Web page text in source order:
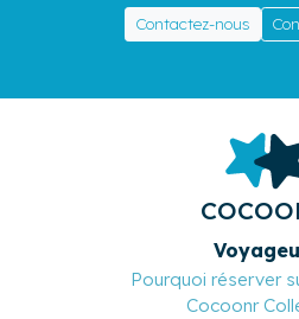
Contactez-nous
Pourquoi réserver
Cocoonr